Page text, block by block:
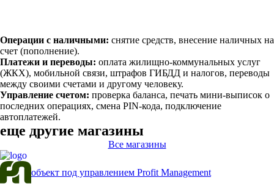
Операции с наличными: снятие средств, внесение наличных на
счет (пополнение).
Платежи и переводы: оплата жилищно-коммунальных услуг
(ЖКХ), мобильной связи, штрафов ГИБДД и налогов, переводы
между своими счетами и другому человеку.
Управление счетом: проверка баланса, печать мини-выписок о
последних операциях, смена PIN-кода, подключение
автоплатежей.
еще другие магазины
Ozon
Услуги
Все магазины
объект под управлением Profit Management